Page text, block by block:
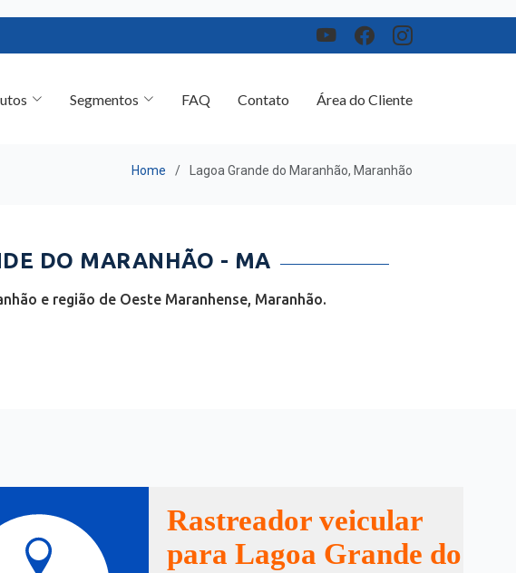
DO MARANHÃO - MA
e região de Oeste Maranhense, Maranhão.
Rastreador veicular
para Lagoa Grande do